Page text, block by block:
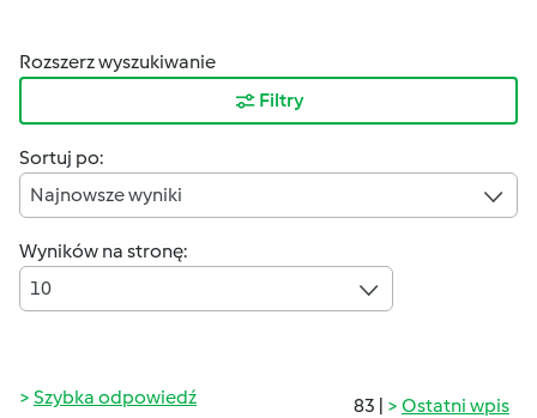
Rozszerz wyszukiwanie
Filtry
Sortuj po:
Najnowsze wyniki
Wyników na stronę:
10
83 | Ostatni wpis
Szybka odpowiedź